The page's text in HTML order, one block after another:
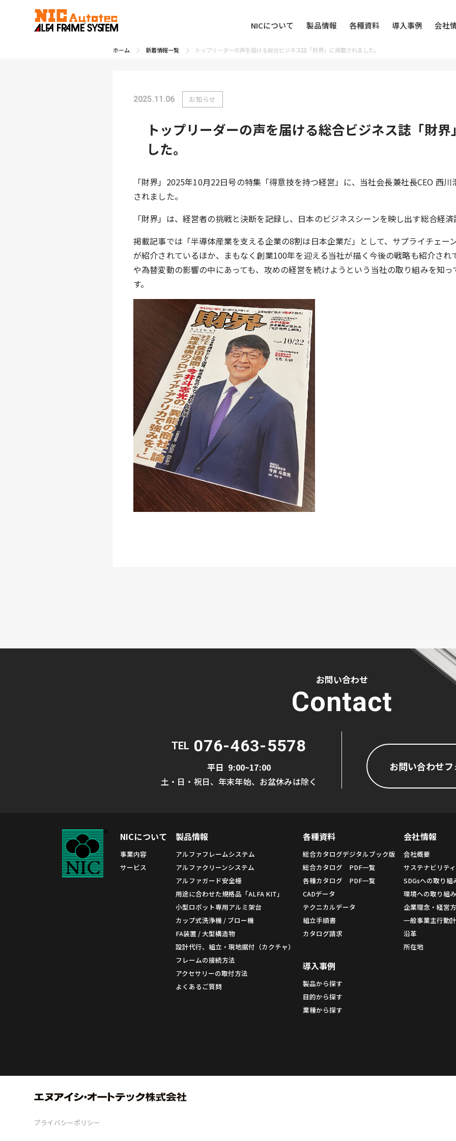
NICについて 製品情報 各種資料 導入事例 会社
ホーム 新着情報一覧 トップリーダーの声を届ける総合ビジネス誌「財界」に掲載されました。
2025.11.06 お知らせ
トップリーダーの声を届ける総合ビジネス誌「財
した。
「財界」2025年10月22日号の特集「得意技を持つ経営」に、当社会長兼社長CEO 西
されました。
「財界」は、経営者の挑戦と決断を記録し、日本のビジネスシーンを映し出す総合経済
掲載記事では「半導体産業を支える企業の8割は日本企業だ」として、サプライチェー
が紹介されているほか、まもなく創業100年を迎える当社が描く今後の戦略も紹介され
や為替変動の影響の中にあっても、攻めの経営を続けようという当社の取り組みを知
す。
お問い合わせ
Contact
TEL 076-463-5578
平日 9:00~17:00
土・日・祝日、年末年始、お盆休みは除く
お問い合わせ
NICについて
事業内容
サービス
製品情報
アルファフレームシステム
アルファクリーンシステム
アルファガード安全柵
用途に合わせた規格品「ALFA KIT」
小型ロボット専用アルミ架台
カップ式洗浄機 / ブロー機
FA装置 / 大型構造物
設計代行、組立・現地据付（カクチャ）
フレームの接続方法
アクセサリーの取付方法
よくあるご質問
各種資料
総合カタログデジタルブック版
総合カタログ PDF一覧
各種カタログ PDF一覧
CADデータ
テクニカルデータ
組立手順書
カタログ請求
導入事例
製品から探す
目的から探す
業種から探す
会社情報
会社概要
サステナビリティ
SDGsへの取り組
環境への取り組
企業理念・経営
一般事業主行動
沿革
所在地
プライバシーポリシー